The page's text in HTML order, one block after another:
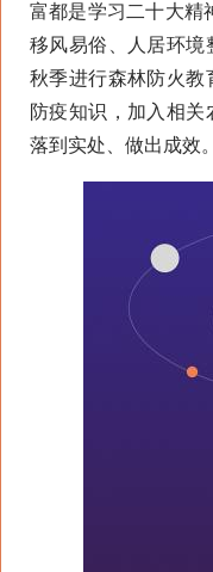
富都是学习二十大精
移风易俗、人居环境
秋季进行森林防火教
防疫知识，加入相
落到实处、做出成效。